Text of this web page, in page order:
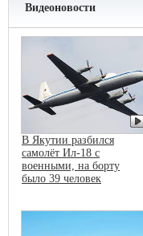
Видеоновости
В Якутии разбился
самолёт Ил-18 с
военными, на борту
было 39 человек